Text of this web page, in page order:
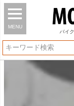
MENU
バイク